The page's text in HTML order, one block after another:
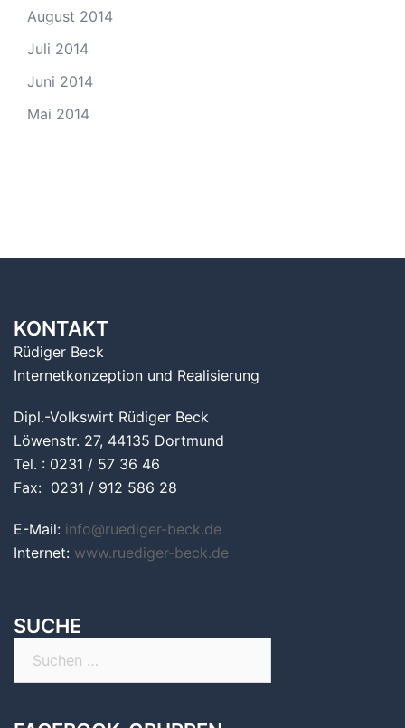
August 2014
Juli 2014
Juni 2014
Mai 2014
KONTAKT
Rüdiger Beck
Internetkonzeption und Realisierung
Dipl.-Volkswirt Rüdiger Beck
Löwenstr. 27, 44135 Dortmund
Tel. : 0231 / 57 36 46
Fax: 0231 / 912 586 28
E-Mail: info@ruediger-beck.de
Internet: www.ruediger-beck.de
SUCHE